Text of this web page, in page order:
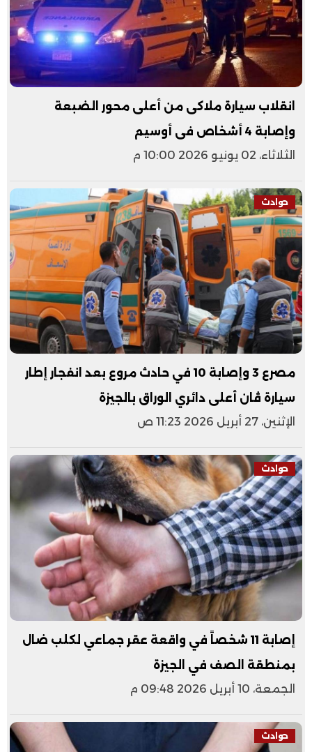
انقلاب سيارة ملاكى من أعلى محور الضبعة
وإصابة 4 أشخاص فى أوسيم
الثلاثاء، 02 يونيو 2026 10:00 م
حوادث
مصرع 3 وإصابة 10 في حادث مروع بعد انفجار إطار
سيارة ڤان أعلى دائري الوراق بالجيزة
الإثنين، 27 أبريل 2026 11:23 ص
حوادث
إصابة 11 شخصاً في واقعة عقر جماعي لكلب ضال
بمنطقة الصف في الجيزة
الجمعة، 10 أبريل 2026 09:48 م
حوادث